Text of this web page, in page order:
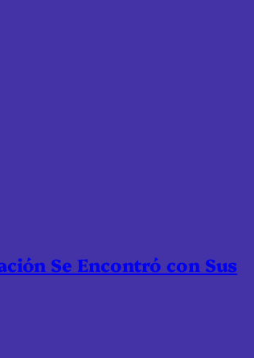
Se Encontró con Sus